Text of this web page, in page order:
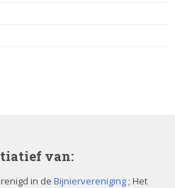
van:
in de Bijniervereniging ; Het